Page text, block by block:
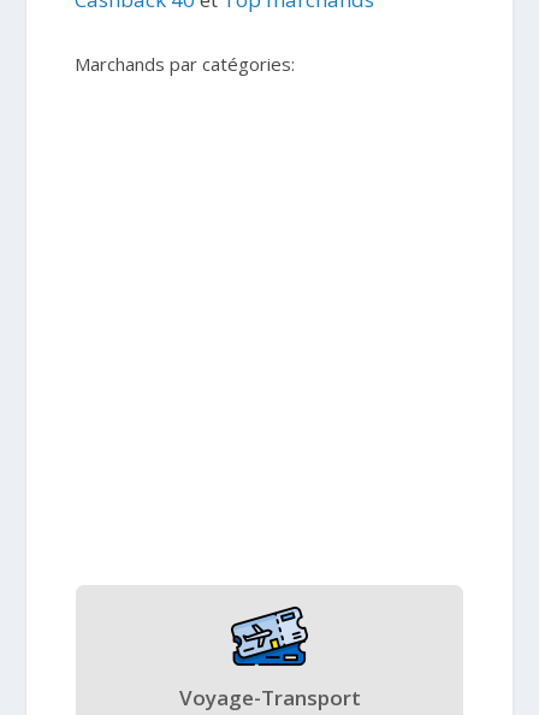
Marchands par catégories:
Voyage-Transport